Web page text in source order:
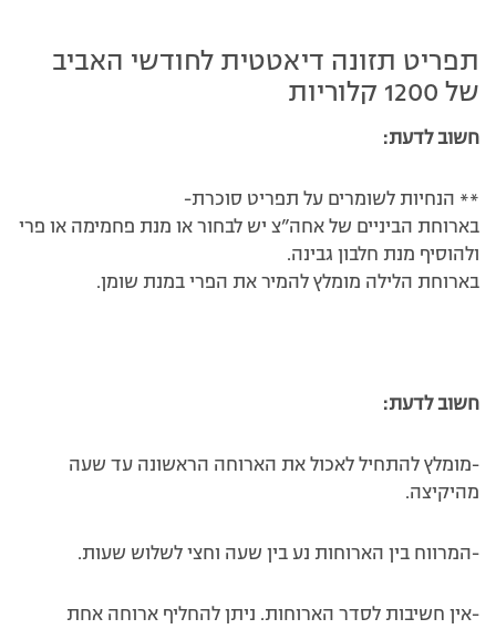
תפריט תזונה דיאטטית לחודשי האביב
של 1200 קלוריות
חשוב לדעת:
** הנחיות לשומרים על תפריט סוכרת-
בארוחת הביניים של אחה”צ יש לבחור או מנת פחמימה או פרי
ולהוסיף מנת חלבון גבינה.
בארוחת הלילה מומלץ להמיר את הפרי במנת שומן.
חשוב לדעת:
-מומלץ להתחיל לאכול את הארוחה הראשונה עד שעה
מהיקיצה.
-המרווח בין הארוחות נע בין שעה וחצי לשלוש שעות.
-אין חשיבות לסדר הארוחות. ניתן להחליף ארוחה אחת